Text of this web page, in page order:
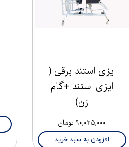
ایزی استند برقی (
ایزی استند +گام
زن)
۹۰,۰۲۵,۰۰۰ تومان
افزودن به سبد خرید